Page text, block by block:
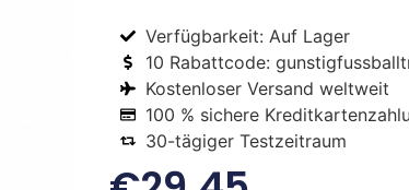
Verfügbarkeit: Auf Lager
10 Rabattcode:
Kostenloser Versand weltweit
100 % sichere
30-tägiger Testzeitraum